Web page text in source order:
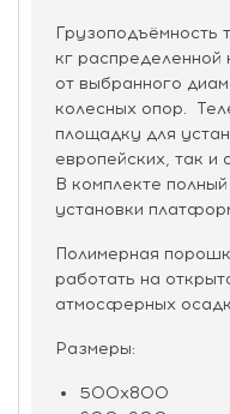
Грузоподъёмность
кг распределенной
от выбранного
колесных опор.
площадку для
европейских, так и
В комплекте
установки
Полимерная
работать на
атмосферных
Размеры:
500х800